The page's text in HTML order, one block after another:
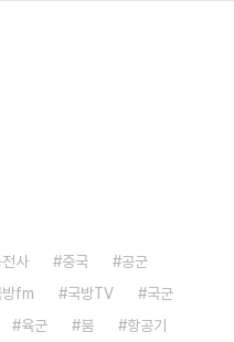
전사 중국
공군
방fm 국방TV
국군
육군 붐
항공기